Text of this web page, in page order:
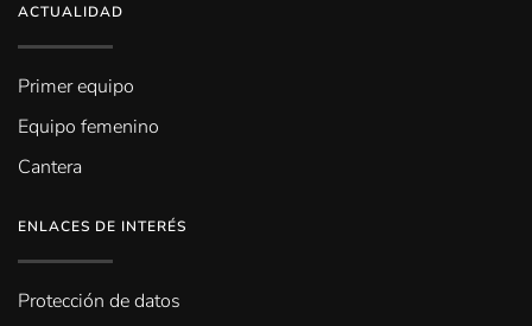
ACTUALIDAD
Primer equipo
Equipo femenino
Cantera
ENLACES DE INTERÉS
Protección de datos